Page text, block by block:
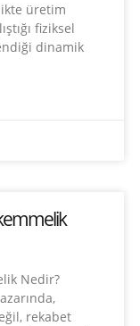
üretim
fiziksel
dinamik
Nedir?
rekabet